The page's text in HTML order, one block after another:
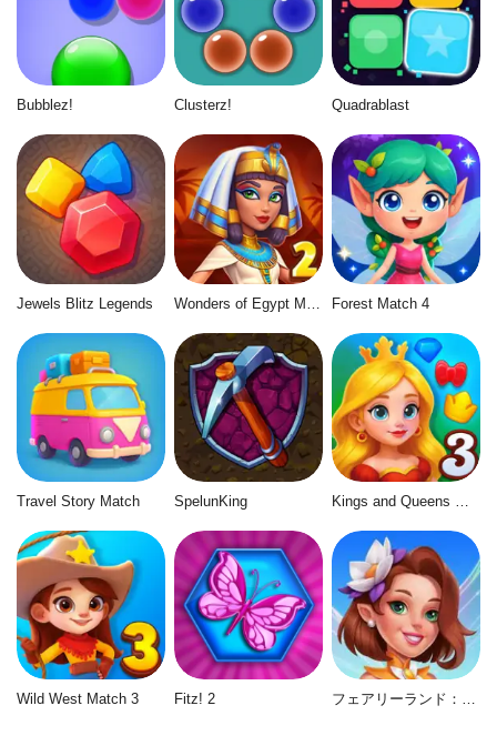
Bubblez! Clusterz! Quadrablast
Jewels Blitz Legends Forest Match 4
Travel Story Match SpelunKing
Wild West Match 3 Fitz! 2 フェアリーランド：マージ＆マジック